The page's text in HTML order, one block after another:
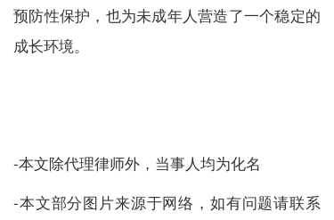
预防性保护，也为未成年人营造了一个稳定的
成长环境。
-本文除代理律师外，当事人均为化名
-本文部分图片来源于网络，如有问题请联系